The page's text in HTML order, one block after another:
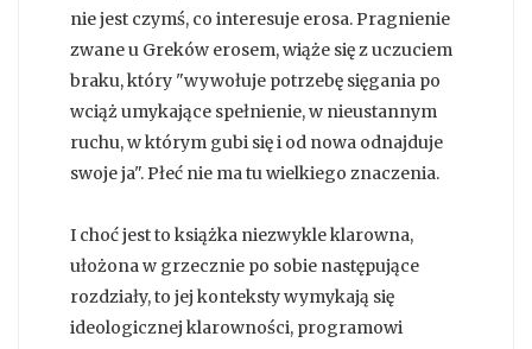
nie jest czymś, co interesuje erosa. Pragnienie
zwane u Greków erosem, wiąże się z uczuciem
braku, który "wywołuje potrzebę sięgania po
wciąż umykające spełnienie, w nieustannym
ruchu, w którym gubi się i od nowa odnajduje
swoje ja". Płeć nie ma tu wielkiego znaczenia.
I choć jest to książka niezwykle klarowna,
ułożona w grzecznie po sobie następujące
rozdziały, to jej konteksty wymykają się
ideologicznej klarowności, programowi